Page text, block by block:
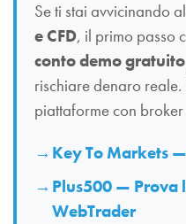
Se ti stai avvicinando al
e CFD, il primo passo
conto demo gratuito
rischiare denaro
piattaforme con
Key To Markets
Plus500 — Prova
WebTrader